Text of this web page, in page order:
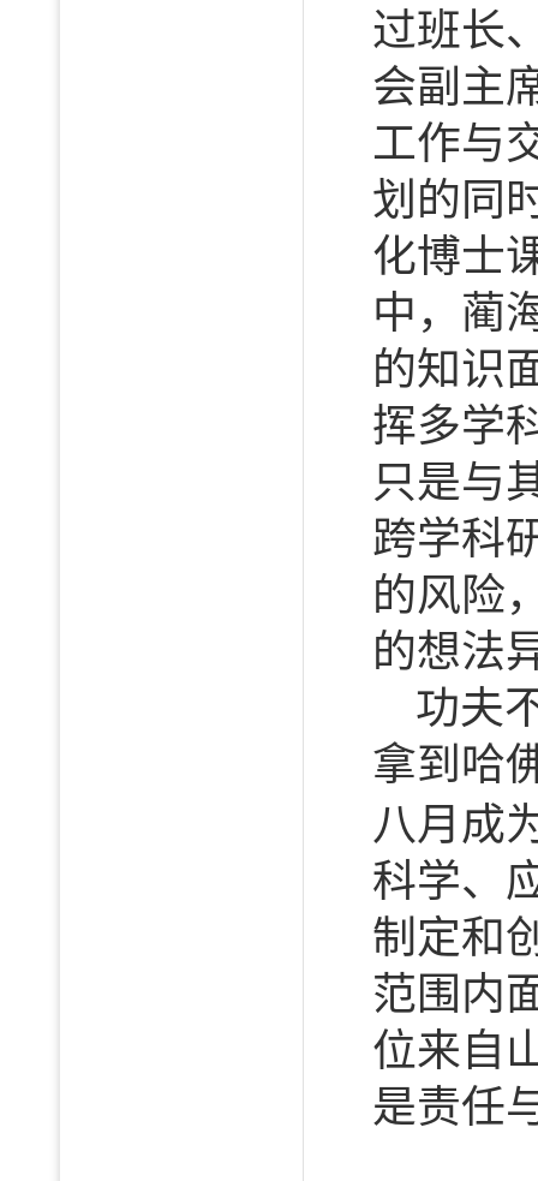
过班长
会副主
工作与
划的同
化博士
中，蔺
的知识
挥多学
只是与
跨学科
的风险
的想法
功夫
拿到 哈
八月成
科学、
制定和
范围内
位来自
是责任